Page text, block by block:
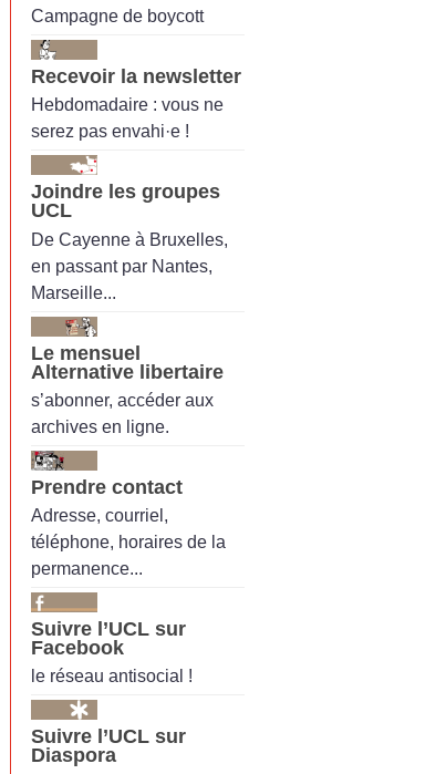
Campagne de boycott
Recevoir la newsletter
Hebdomadaire : vous ne
serez pas envahi·e !
Joindre les groupes
UCL
De Cayenne à Bruxelles,
en passant par Nantes,
Marseille...
Le mensuel
Alternative libertaire
s’abonner, accéder aux
archives en ligne.
Prendre contact
Adresse, courriel,
téléphone, horaires de la
permanence...
Suivre l’UCL sur
Facebook
le réseau antisocial !
Suivre l’UCL sur
Diaspora